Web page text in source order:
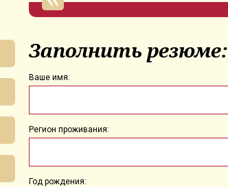
Заполнить резюме:
Ваше имя:
Регион проживания:
Год рождения: